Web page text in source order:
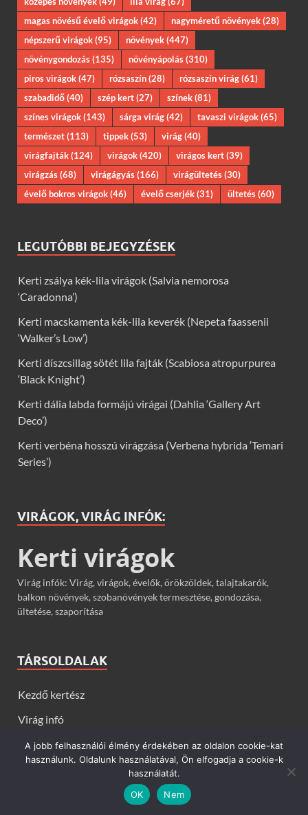
magas növésű évelő virágok(42) nagyméretű növények(28)
népszerű virágok(95) növények(447)
növénygondozás(135) növényápolás(310)
piros virágok(47) rózsaszín(28) rózsaszín virág(61)
szabadidő(40) szép kert(27) színek(81)
színes virágok(143) sárga virág(42) tavaszi virágok(65)
természet(113) tippek(53) virág(40)
virágfajták(124) virágok(420) virágos kert(39)
virágzás(68) virágágyás(166) virágültetés(30)
évelő bokros virágok(46) évelő cserjék(31) ültetés(60)
LEGUTÓBBI BEJEGYZÉSEK
Kerti zsálya kék-lila virágok (Salvia nemorosa
‘Caradonna’)
Kerti macskamenta kék-lila keverék (Nepeta faassenii
‘Walker’s Low’)
Kerti díszcsillag sötét lila fajták (Scabiosa atropurpurea
‘Black Knight’)
Kerti dália labda formájú virágai (Dahlia ‘Gallery Art
Deco’)
Kerti verbéna hosszú virágzása (Verbena hybrida ‘Temari
Series’)
VIRÁGOK, VIRÁG INFÓK:
Kerti virágok
Virág infók: Virág, virágok, évelők, örökzöldek, talajtakarók,
balkon növények, szobanövények termesztése, gondozása,
ültetése, szaporítása
TÁRSOLDALAK
Kezdő kertész
Virág infó
Szobanövény infó
A jobb felhasználói élmény érdekében az oldalon cookie-kat
használunk. Oldalunk használatával, Ön elfogadja a cookie-k
használatát.
OK
Nem